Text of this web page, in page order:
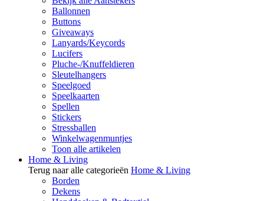
Ballonnen
Buttons
Giveaways
Lanyards/Keycords
Lucifers
Pluche-/Knuffeldieren
Sleutelhangers
Speelgoed
Speelkaarten
Spellen
Stickers
Stressballen
Winkelwagenmuntjes
Toon alle artikelen
Home & Living
Terug naar alle categorieën Home & Living
Borden
Dekens